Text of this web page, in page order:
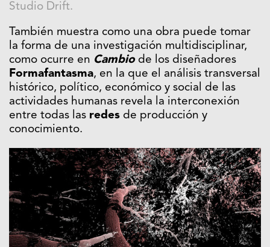
Studio Drift.
También muestra como una obra puede tomar
la forma de una investigación multidisciplinar,
como ocurre en Cambiode los diseñadores
Formafantasma, en la que el análisis transversal
histórico, político, económico y social de las
actividades humanas revela la interconexión
entre todas las redes de producción y
conocimiento.